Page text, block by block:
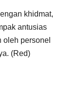
khidmat,
antusias
oleh personel
(Red)